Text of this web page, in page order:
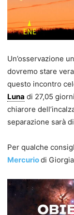
Un’osservazione
dovremo stare
questo incontro
Luna di 27,05
chiarore
separazione sarà
Per qualche
Mercuriodi